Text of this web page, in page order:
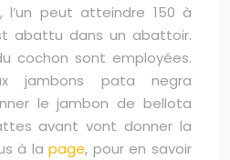
l’un peut atteindre 150 à
abattu dans un abattoir.
cochon sont employées.
jambons pata negra
le jambon de bellota
avant vont donner la
à lapage, pour en savoir